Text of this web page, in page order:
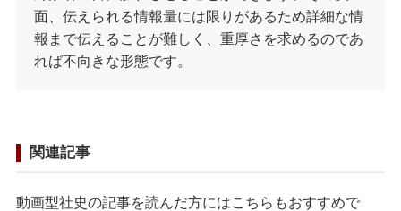
面、伝えられる情報量には限りがあるため詳細な情
報まで伝えることが難しく、重厚さを求めるのであ
れば不向きな形態です。
関連記事
動画型社史の記事を読んだ方にはこちらもおすすめで